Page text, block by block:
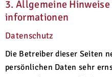
3. Allgemeine
informationen
Datenschutz
Die Betreiber dieser Seiten
persönlichen Daten sehr